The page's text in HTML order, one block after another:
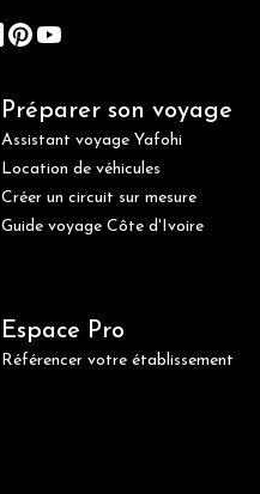
Préparer son voyage
Assistant voyage Yafohi
Location de véhicules
Créer un circuit sur mesure
Guide voyage Côte d'Ivoire
Espace Pro
Référencer votre établissement